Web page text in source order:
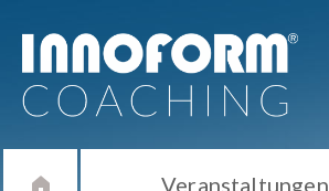
Veranstaltungen